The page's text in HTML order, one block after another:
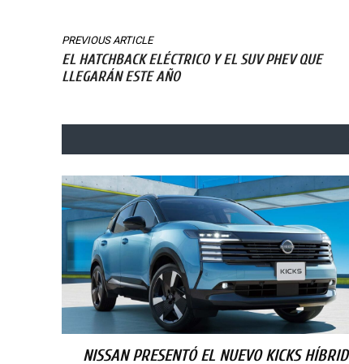
PREVIOUS ARTICLE
EL HATCHBACK ELÉCTRICO Y EL SUV PHEV QUE
LLEGARÁN ESTE AÑO
NISSAN PRESENTÓ EL NUEVO KICKS